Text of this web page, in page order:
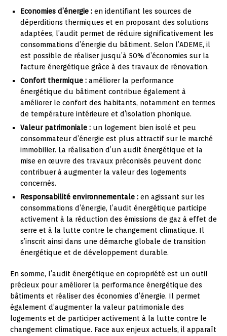
Economies d’énergie : en identifiant les sources de
déperditions thermiques et en proposant des solutions
adaptées, l’audit permet de réduire significativement les
consommations d’énergie du bâtiment. Selon l’ADEME, il
est possible de réaliser jusqu’à 50% d’économies sur la
facture énergétique grâce à des travaux de rénovation.
Confort thermique : améliorer la performance
énergétique du bâtiment contribue également à
améliorer le confort des habitants, notamment en termes
de température intérieure et d’isolation phonique.
Valeur patrimoniale : un logement bien isolé et peu
consommateur d’énergie est plus attractif sur le marché
immobilier. La réalisation d’un audit énergétique et la
mise en œuvre des travaux préconisés peuvent donc
contribuer à augmenter la valeur des logements
concernés.
Responsabilité environnementale : en agissant sur les
consommations d’énergie, l’audit énergétique participe
activement à la réduction des émissions de gaz à effet de
serre et à la lutte contre le changement climatique. Il
s’inscrit ainsi dans une démarche globale de transition
énergétique et de développement durable.
En somme, l’audit énergétique en copropriété est un outil
précieux pour améliorer la performance énergétique des
bâtiments et réaliser des économies d’énergie. Il permet
également d’augmenter la valeur patrimoniale des
logements et de participer activement à la lutte contre le
changement climatique. Face aux enjeux actuels, il apparaît